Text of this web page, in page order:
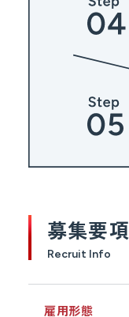
募集要項
Recruit Info
雇用形態